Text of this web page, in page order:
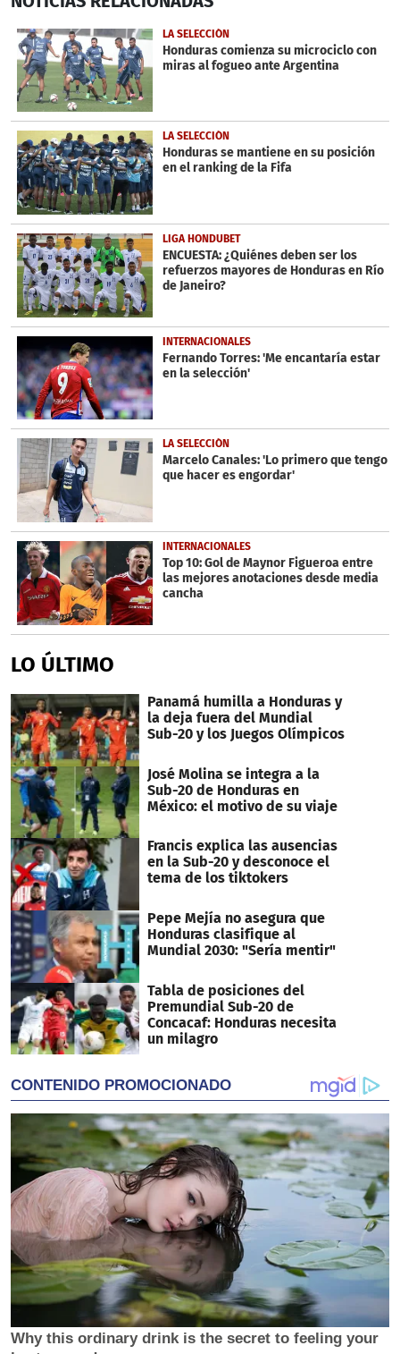
35
seconds
LA SELECCIÓN
Honduras comienza su microciclo con
miras al fogueo ante Argentina
LA SELECCIÓN
Honduras se mantiene en su posición
en el ranking de la Fifa
LIGA HONDUBET
ENCUESTA: ¿Quiénes deben ser los
refuerzos mayores de Honduras en Río
de Janeiro?
INTERNACIONALES
Fernando Torres: 'Me encantaría estar
en la selección'
LA SELECCIÓN
Marcelo Canales: 'Lo primero que tengo
que hacer es engordar'
INTERNACIONALES
Top 10: Gol de Maynor Figueroa entre
las mejores anotaciones desde media
cancha
LO ÚLTIMO
Panamá humilla a Honduras y
la deja fuera del Mundial
Sub-20 y los Juegos Olímpicos
José Molina se integra a la
Sub-20 de Honduras en
México: el motivo de su viaje
Francis explica las ausencias
en la Sub-20 y desconoce el
tema de los tiktokers
Pepe Mejía no asegura que
Honduras clasifique al
Mundial 2030: "Sería mentir"
Tabla de posiciones del
Premundial Sub-20 de
Concacaf: Honduras necesita
un milagro